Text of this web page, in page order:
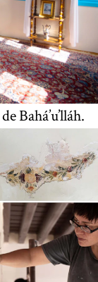
Bahá’u’lláh.